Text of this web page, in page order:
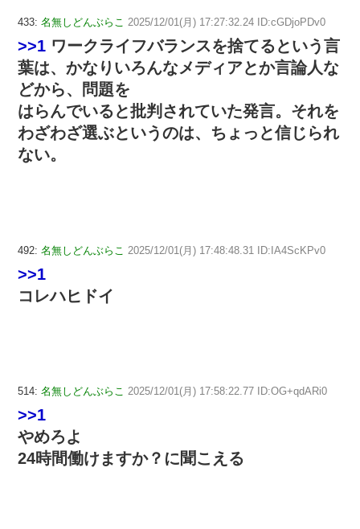
433: 名無しどんぶらこ 2025/12/01(月) 17:27:32.24 ID:cGDjoPDv0
>>1 ワークライフバランスを捨てるという言
葉は、かなりいろんなメディアとか言論人な
どから、問題を
はらんでいると批判されていた発言。それを
わざわざ選ぶというのは、ちょっと信じられ
ない。
492: 名無しどんぶらこ 2025/12/01(月) 17:48:48.31 ID:IA4ScKPv0
>>1
コレハヒドイ
514: 名無しどんぶらこ 2025/12/01(月) 17:58:22.77 ID:OG+qdARi0
>>1
やめろよ
24時間働けますか？に聞こえる